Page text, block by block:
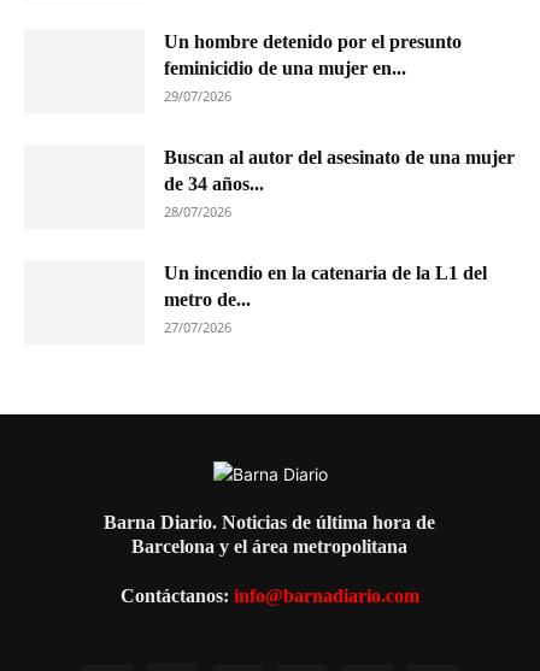
Un hombre detenido por el presunto
feminicidio de una mujer en...
29/07/2026
Buscan al autor del asesinato de una mujer
de 34 años...
28/07/2026
Un incendio en la catenaria de la L1 del
metro de...
27/07/2026
Barna Diario. Noticias de última hora de
Barcelona y el área metropolitana
Contáctanos: info@barnadiario.com